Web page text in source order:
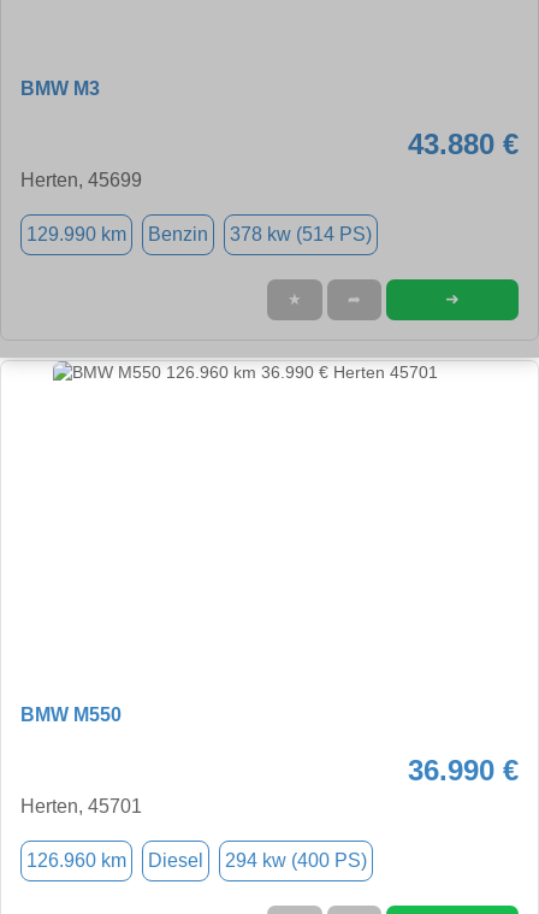
BMW M3
43.880 €
Herten, 45699
129.990 km Benzin 378 kw (514 PS)
★ ➦ ➜
BMW M550
36.990 €
Herten, 45701
126.960 km Diesel 294 kw (400 PS)